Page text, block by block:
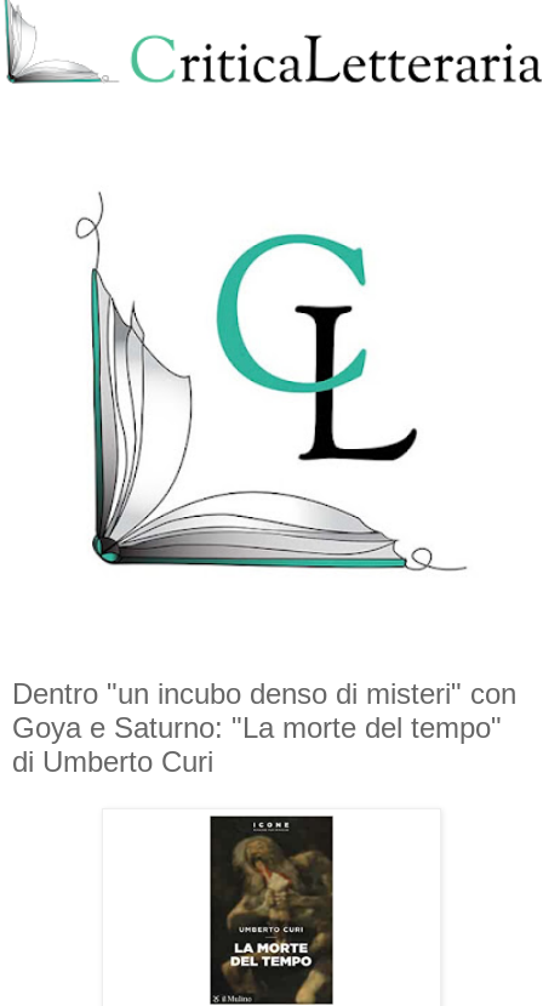
Dentro "un incubo denso di misteri" con
Goya e Saturno: "La morte del tempo"
di Umberto Curi